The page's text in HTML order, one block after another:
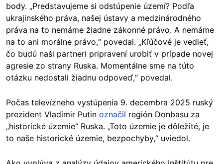
body. „Predstavujeme si odstúpenie území? Podľa
ukrajinského práva, našej ústavy a medzinárodného
práva na to nemáme žiadne zákonné právo. A nemáme
na to ani morálne právo,“ povedal. „Kľúčové je vedieť,
čo budú naši partneri pripravení urobiť v prípade novej
agresie zo strany Ruska. Momentálne sme na túto
otázku nedostali žiadnu odpoveď,“ povedal.
Počas televízneho vystúpenia 9. decembra 2025 ruský
prezident Vladimir Putin označil región Donbasu za
„historické územie“ Ruska. „Toto územie je dôležité, je
to naše historické územie, bezpochyby,“ uviedol.